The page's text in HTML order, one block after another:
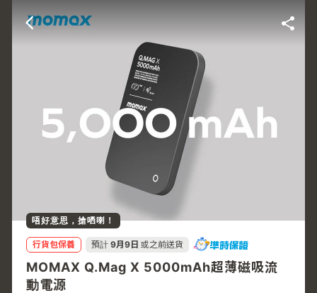
唔好意思，搶哂喇！
行貨包保養 預計 9月9日 或之前送貨
MOMAX Q.Mag X 5000mAh超薄磁吸流
動電源